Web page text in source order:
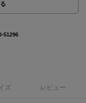
51296
ズ レビュー